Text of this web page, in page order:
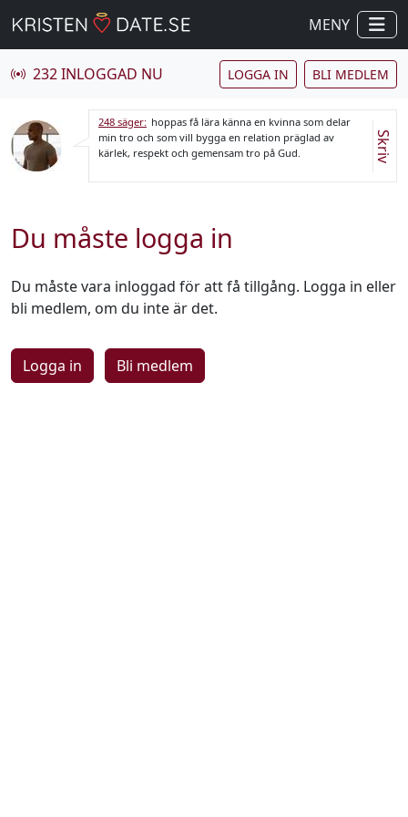
MENY
232 INLOGGAD NU LOGGA IN BLI MEDLEM
248 säger: hoppas få lära känna en kvinna som delar
min tro och som vill bygga en relation präglad av
kärlek, respekt och gemensam tro på Gud.
Skriv
Du måste logga in
Du måste vara inloggad för att få tillgång. Logga in eller
bli medlem, om du inte är det.
Logga in